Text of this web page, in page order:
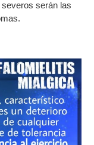
serán las